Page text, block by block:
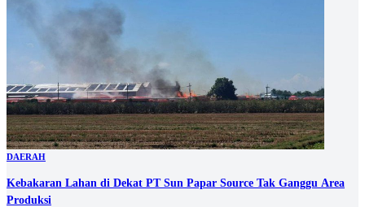
DAERAH
Kebakaran Lahan di Dekat PT Sun Papar Source Tak Ganggu Area
Produksi